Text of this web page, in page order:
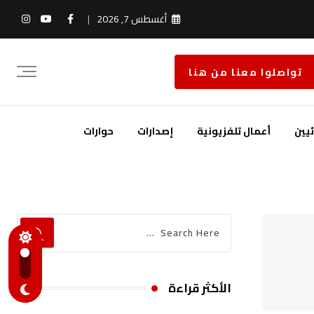
أغسطس 7, 2026
تواصلوا معنا من هنا
أعمال تلفزيونية إصدارات حوارات
الأكثر قراءة